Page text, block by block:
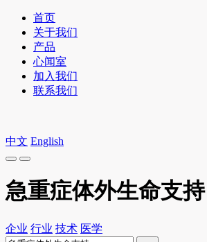
首页
关于我们
产品
心闻室
加入我们
联系我们
中文 English
急重症体外生命支持
企业 行业 技术 医学